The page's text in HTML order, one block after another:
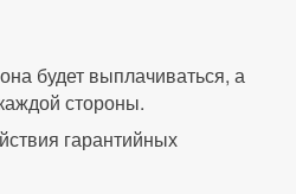
будет выплачиваться, а
стороны.
гарантийных